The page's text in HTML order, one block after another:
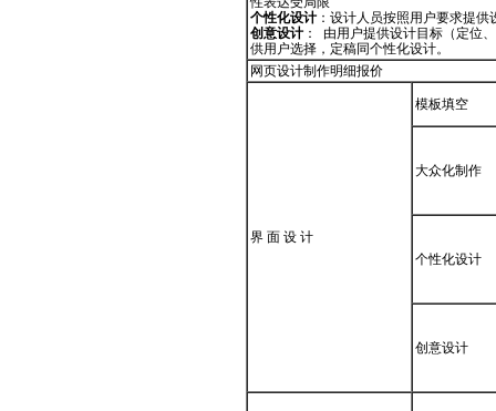
个性化设计 ：设计人员按照用户要求提
创意设计 ： 由用户提供设计目标（定位
供用户选择，定稿同个性化设计。
网页设计制作明细报价
界 面 设 计
模板填空
大众化制作
个性化设计
创意设计